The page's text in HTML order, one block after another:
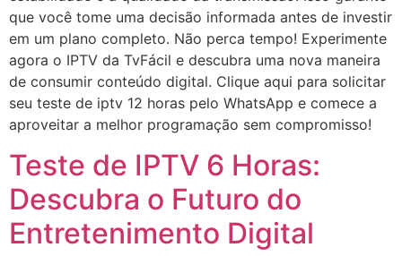
que você tome uma decisão informada antes de investir
em um plano completo. Não perca tempo! Experimente
agora o IPTV da TvFácil e descubra uma nova maneira
de consumir conteúdo digital. Clique aqui para solicitar
seu teste de iptv 12 horas pelo WhatsApp e comece a
aproveitar a melhor programação sem compromisso!
Teste de IPTV 6 Horas:
Descubra o Futuro do
Entretenimento Digital